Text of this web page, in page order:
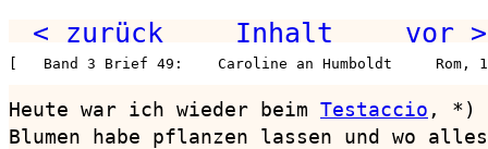
< zurück Inhalt vor >
[   Band 3 Brief 49:    Caroline an Humboldt     Rom,
Heute war ich wieder beim Testaccio , *)
Blumen habe pflanzen lassen und wo